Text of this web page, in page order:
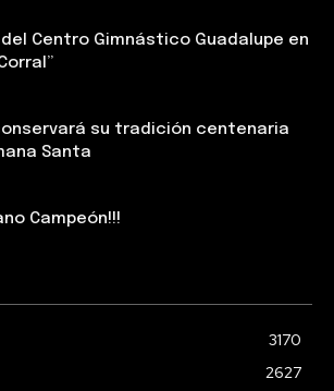
Centro Gimnástico Guadalupe en
su tradición centenaria
Santa
Campeón!!!
3170
2627